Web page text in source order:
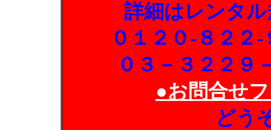
詳細はレンタ
０１２０-８２２
０３－３２２９
●お問合せ
どう